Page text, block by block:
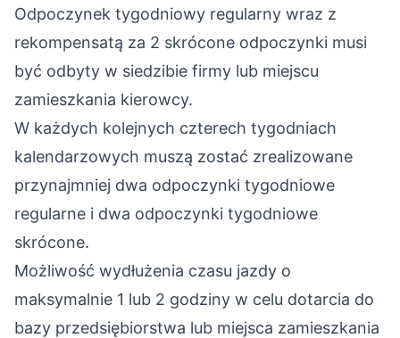
Odpoczynek tygodniowy regularny wraz z
rekompensatą za 2 skrócone odpoczynki musi
być odbyty w siedzibie firmy lub miejscu
zamieszkania kierowcy.
W każdych kolejnych czterech tygodniach
kalendarzowych muszą zostać zrealizowane
przynajmniej dwa odpoczynki tygodniowe
regularne i dwa odpoczynki tygodniowe
skrócone.
Możliwość wydłużenia czasu jazdy o
maksymalnie 1 lub 2 godziny w celu dotarcia do
bazy przedsiębiorstwa lub miejsca zamieszkania